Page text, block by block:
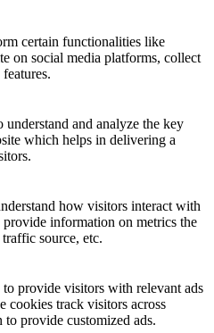
certain functionalities like
on social media platforms, collect
understand and analyze the key
which helps in delivering a
how visitors interact with
information on metrics the
source, etc.
provide visitors with relevant ads
cookies track visitors across
provide customized ads.